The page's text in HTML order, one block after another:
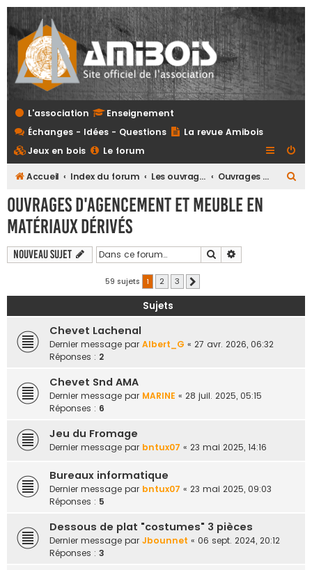
L'association
Enseignement
Échanges - Idées - Questions
La revue Amibois
Jeux en bois
Le forum
Accueil Index du forum Les ouvrages Ouvrages d'agencement et meuble en matériaux dérivés
Ouvrages d'agencement et meuble en
matériaux dérivés
Nouveau sujet Rechercher
59 sujets 1 2 3
Sujets
Chevet Lachenal
Dernier message par Albert_G « 27 avr. 2026, 06:32
Réponses : 2
Chevet Snd AMA
Dernier message par MARINE « 28 juil. 2025, 05:15
Réponses : 6
Jeu du Fromage
Dernier message par bntux07 « 23 mai 2025, 14:16
Bureaux informatique
Dernier message par bntux07 « 23 mai 2025, 09:03
Réponses : 5
Dessous de plat "costumes" 3 pièces
Dernier message par Jbounnet « 06 sept. 2024, 20:12
Réponses : 3